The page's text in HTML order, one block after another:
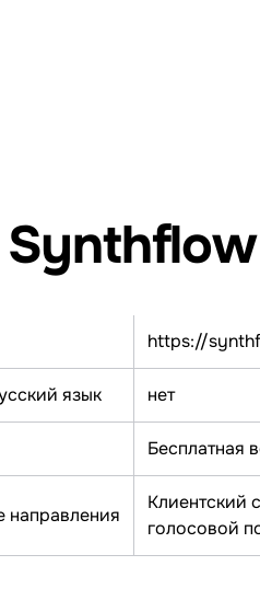
https://
язык нет
Бесплатная
направления
Клиентский
голосовой